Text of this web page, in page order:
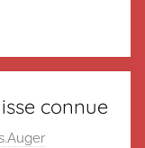
connue